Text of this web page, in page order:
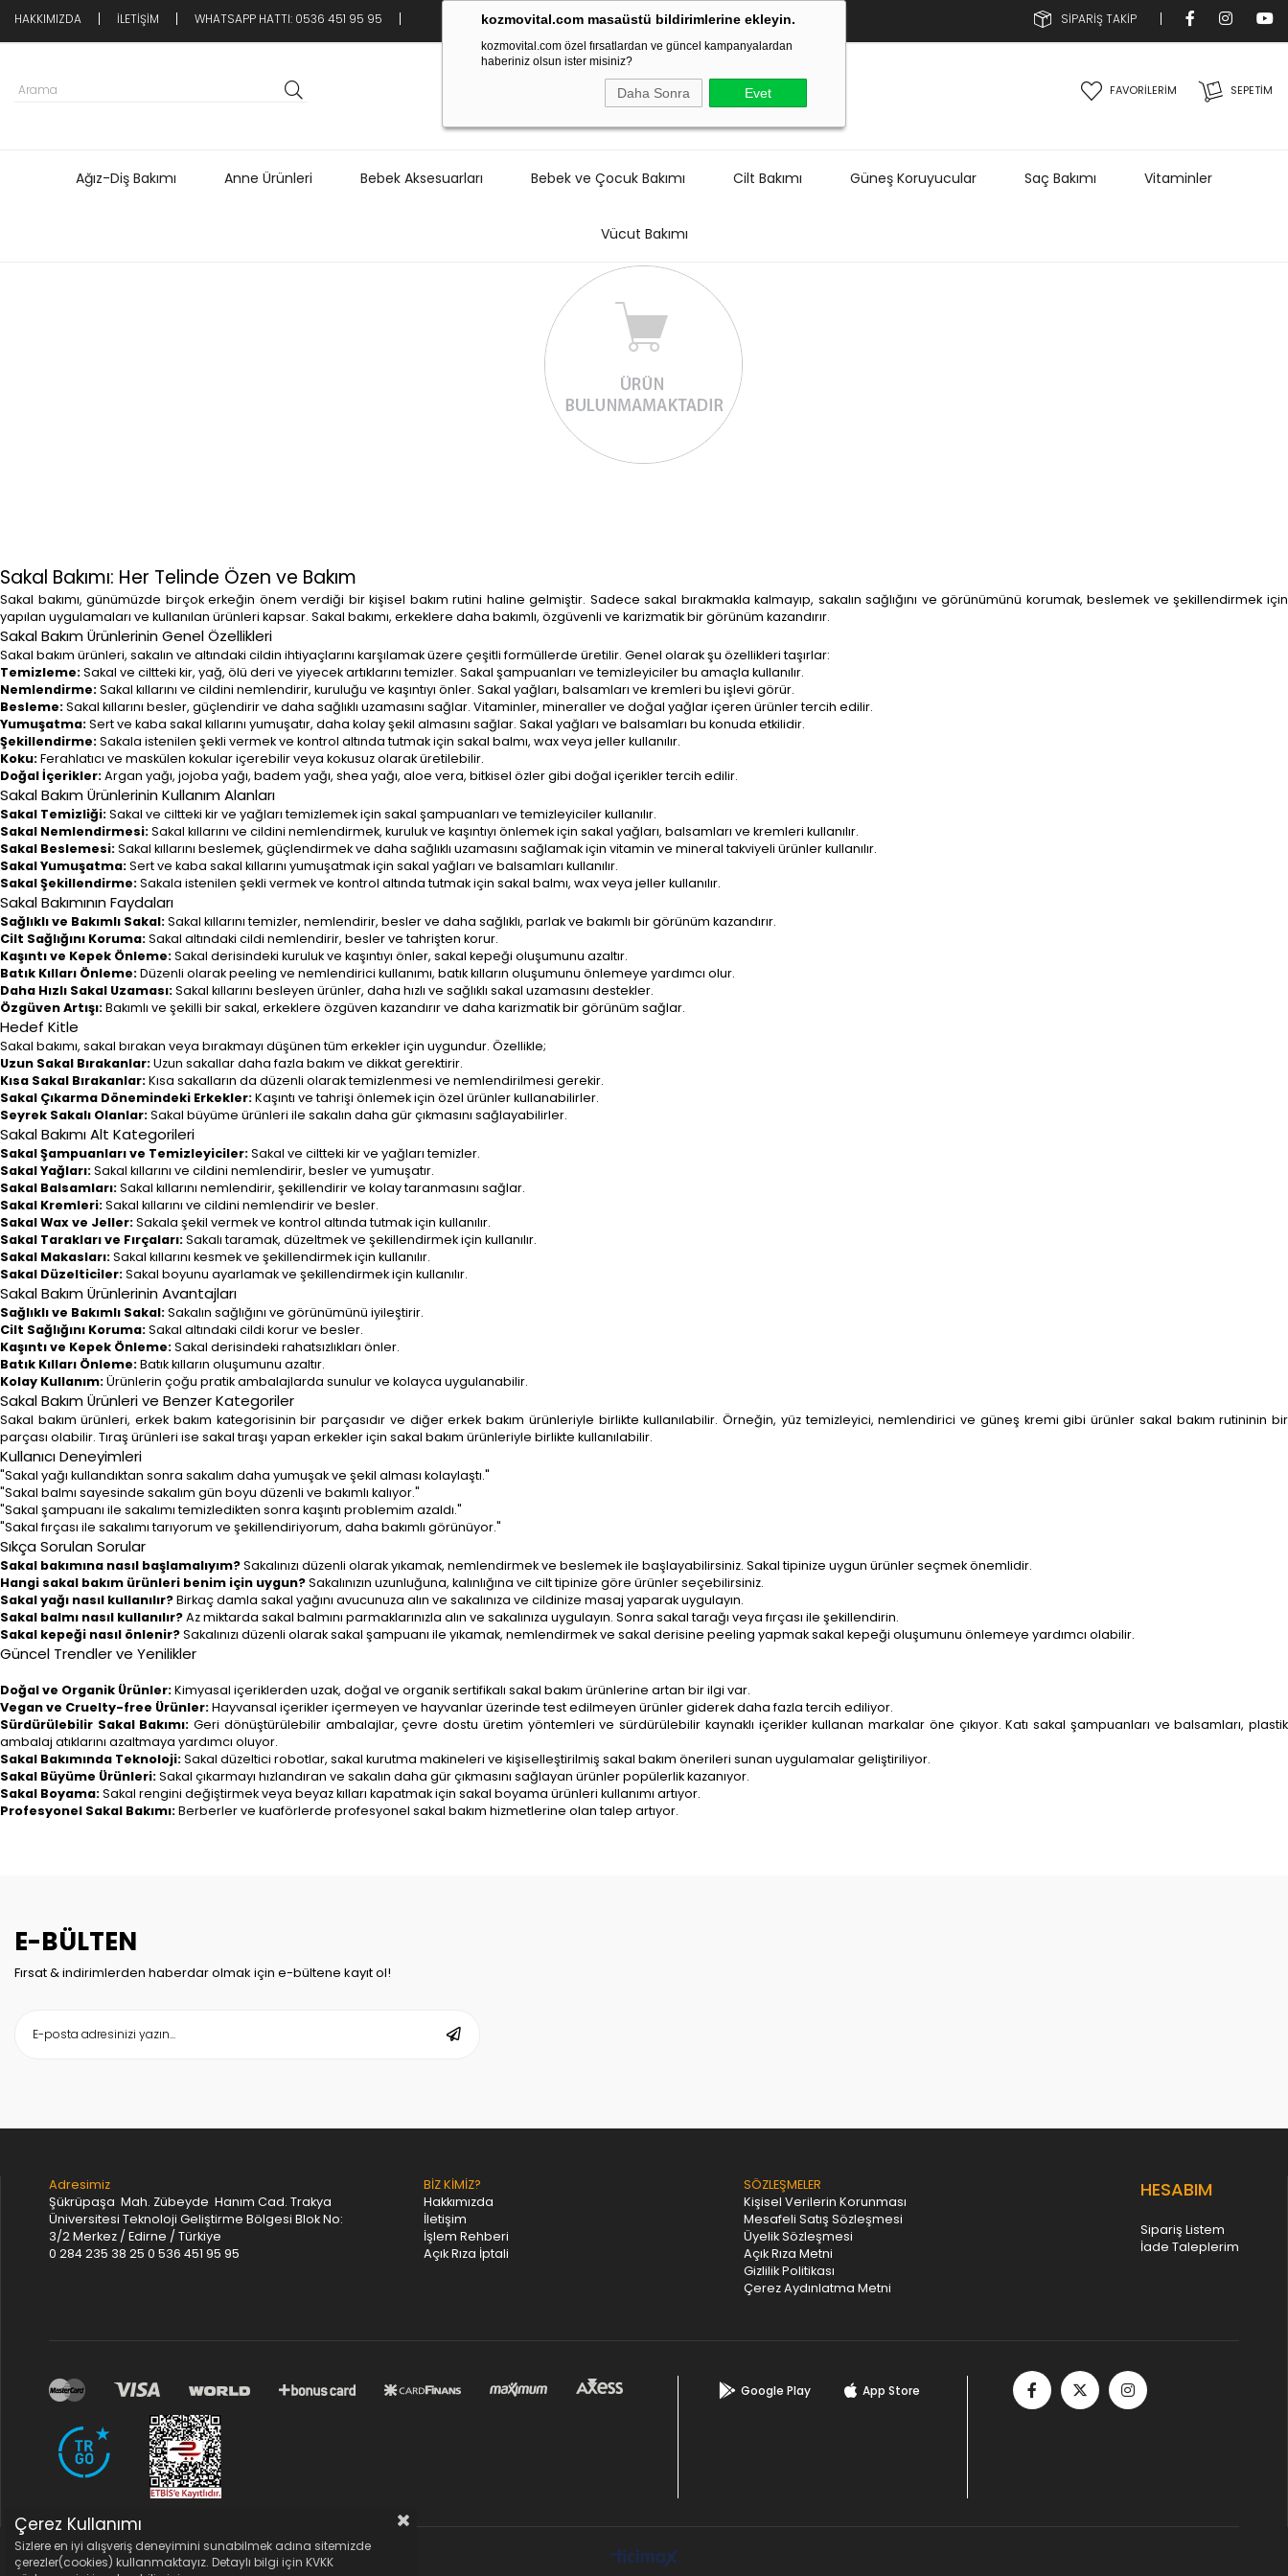
kozmovital.com masaüstü bildirimlerine ekleyin.
kozmovital.com özel fırsatlardan ve güncel kampanyalardan
haberiniz olsun ister misiniz?
Daha Sonra Evet
HAKKIMIZDA İLETİŞİM WHATSAPP HATTI: 0536 451 95 95 SİPARİŞ TAKİP
SEPETIM
FAVORİLERİM
Ağız-Diş Bakımı Anne Ürünleri Bebek Aksesuarları Bebek ve Çocuk Bakımı Cilt Bakımı Güneş Koruyucular Saç Bakımı Vitaminler
Vücut Bakımı
Sakal Bakımı: Her Telinde Özen ve Bakım
Sakal bakımı, günümüzde birçok erkeğin önem verdiği bir kişisel bakım rutini haline gelmiştir. Sadece sakal bırakmakla kalmayıp, sakalın sağlığını ve görünümünü korumak, beslemek ve şekillendirmek için
yapılan uygulamaları ve kullanılan ürünleri kapsar. Sakal bakımı, erkeklere daha bakımlı, özgüvenli ve karizmatik bir görünüm kazandırır.
Sakal Bakım Ürünlerinin Genel Özellikleri
Sakal bakım ürünleri, sakalın ve altındaki cildin ihtiyaçlarını karşılamak üzere çeşitli formüllerde üretilir. Genel olarak şu özellikleri taşırlar:
Temizleme:Sakal ve ciltteki kir, yağ, ölü deri ve yiyecek artıklarını temizler. Sakal şampuanları ve temizleyiciler bu amaçla kullanılır.
Nemlendirme:Sakal kıllarını ve cildini nemlendirir, kuruluğu ve kaşıntıyı önler. Sakal yağları, balsamları ve kremleri bu işlevi görür.
Besleme:Sakal kıllarını besler, güçlendirir ve daha sağlıklı uzamasını sağlar. Vitaminler, mineraller ve doğal yağlar içeren ürünler tercih edilir.
Yumuşatma:Sert ve kaba sakal kıllarını yumuşatır, daha kolay şekil almasını sağlar. Sakal yağları ve balsamları bu konuda etkilidir.
Şekillendirme:Sakala istenilen şekli vermek ve kontrol altında tutmak için sakal balmı, wax veya jeller kullanılır.
Koku:Ferahlatıcı ve maskülen kokular içerebilir veya kokusuz olarak üretilebilir.
Doğal İçerikler:Argan yağı, jojoba yağı, badem yağı, shea yağı, aloe vera, bitkisel özler gibi doğal içerikler tercih edilir.
Sakal Bakım Ürünlerinin Kullanım Alanları
Sakal Temizliği:Sakal ve ciltteki kir ve yağları temizlemek için sakal şampuanları ve temizleyiciler kullanılır.
Sakal Nemlendirmesi:Sakal kıllarını ve cildini nemlendirmek, kuruluk ve kaşıntıyı önlemek için sakal yağları, balsamları ve kremleri kullanılır.
Sakal Beslemesi:Sakal kıllarını beslemek, güçlendirmek ve daha sağlıklı uzamasını sağlamak için vitamin ve mineral takviyeli ürünler kullanılır.
Sakal Yumuşatma:Sert ve kaba sakal kıllarını yumuşatmak için sakal yağları ve balsamları kullanılır.
Sakal Şekillendirme:Sakala istenilen şekli vermek ve kontrol altında tutmak için sakal balmı, wax veya jeller kullanılır.
Sakal Bakımının Faydaları
Sağlıklı ve Bakımlı Sakal:Sakal kıllarını temizler, nemlendirir, besler ve daha sağlıklı, parlak ve bakımlı bir görünüm kazandırır.
Cilt Sağlığını Koruma:Sakal altındaki cildi nemlendirir, besler ve tahrişten korur.
Kaşıntı ve Kepek Önleme:Sakal derisindeki kuruluk ve kaşıntıyı önler, sakal kepeği oluşumunu azaltır.
Batık Kılları Önleme:Düzenli olarak peeling ve nemlendirici kullanımı, batık kılların oluşumunu önlemeye yardımcı olur.
Daha Hızlı Sakal Uzaması:Sakal kıllarını besleyen ürünler, daha hızlı ve sağlıklı sakal uzamasını destekler.
Özgüven Artışı:Bakımlı ve şekilli bir sakal, erkeklere özgüven kazandırır ve daha karizmatik bir görünüm sağlar.
Hedef Kitle
Sakal bakımı, sakal bırakan veya bırakmayı düşünen tüm erkekler için uygundur. Özellikle;
Uzun Sakal Bırakanlar:Uzun sakallar daha fazla bakım ve dikkat gerektirir.
Kısa Sakal Bırakanlar:Kısa sakalların da düzenli olarak temizlenmesi ve nemlendirilmesi gerekir.
Sakal Çıkarma Dönemindeki Erkekler:Kaşıntı ve tahrişi önlemek için özel ürünler kullanabilirler.
Seyrek Sakalı Olanlar:Sakal büyüme ürünleri ile sakalın daha gür çıkmasını sağlayabilirler.
Sakal Bakımı Alt Kategorileri
Sakal Şampuanları ve Temizleyiciler:Sakal ve ciltteki kir ve yağları temizler.
Sakal Yağları:Sakal kıllarını ve cildini nemlendirir, besler ve yumuşatır.
Sakal Balsamları:Sakal kıllarını nemlendirir, şekillendirir ve kolay taranmasını sağlar.
Sakal Kremleri:Sakal kıllarını ve cildini nemlendirir ve besler.
Sakal Wax ve Jeller:Sakala şekil vermek ve kontrol altında tutmak için kullanılır.
Sakal Tarakları ve Fırçaları:Sakalı taramak, düzeltmek ve şekillendirmek için kullanılır.
Sakal Makasları:Sakal kıllarını kesmek ve şekillendirmek için kullanılır.
Sakal Düzelticiler:Sakal boyunu ayarlamak ve şekillendirmek için kullanılır.
Sakal Bakım Ürünlerinin Avantajları
Sağlıklı ve Bakımlı Sakal:Sakalın sağlığını ve görünümünü iyileştirir.
Cilt Sağlığını Koruma:Sakal altındaki cildi korur ve besler.
Kaşıntı ve Kepek Önleme:Sakal derisindeki rahatsızlıkları önler.
Batık Kılları Önleme:Batık kılların oluşumunu azaltır.
Kolay Kullanım:Ürünlerin çoğu pratik ambalajlarda sunulur ve kolayca uygulanabilir.
Sakal Bakım Ürünleri ve Benzer Kategoriler
Sakal bakım ürünleri, erkek bakım kategorisinin bir parçasıdır ve diğer erkek bakım ürünleriyle birlikte kullanılabilir. Örneğin, yüz temizleyici, nemlendirici ve güneş kremi gibi ürünler sakal bakım rutininin bir
parçası olabilir. Tıraş ürünleri ise sakal tıraşı yapan erkekler için sakal bakım ürünleriyle birlikte kullanılabilir.
Kullanıcı Deneyimleri
"Sakal yağı kullandıktan sonra sakalım daha yumuşak ve şekil alması kolaylaştı."
"Sakal balmı sayesinde sakalım gün boyu düzenli ve bakımlı kalıyor."
"Sakal şampuanı ile sakalımı temizledikten sonra kaşıntı problemim azaldı."
"Sakal fırçası ile sakalımı tarıyorum ve şekillendiriyorum, daha bakımlı görünüyor."
Sıkça Sorulan Sorular
Sakal bakımına nasıl başlamalıyım?Sakalınızı düzenli olarak yıkamak, nemlendirmek ve beslemek ile başlayabilirsiniz. Sakal tipinize uygun ürünler seçmek önemlidir.
Hangi sakal bakım ürünleri benim için uygun?Sakalınızın uzunluğuna, kalınlığına ve cilt tipinize göre ürünler seçebilirsiniz.
Sakal yağı nasıl kullanılır?Birkaç damla sakal yağını avucunuza alın ve sakalınıza ve cildinize masaj yaparak uygulayın.
Sakal balmı nasıl kullanılır?Az miktarda sakal balmını parmaklarınızla alın ve sakalınıza uygulayın. Sonra sakal tarağı veya fırçası ile şekillendirin.
Sakal kepeği nasıl önlenir?Sakalınızı düzenli olarak sakal şampuanı ile yıkamak, nemlendirmek ve sakal derisine peeling yapmak sakal kepeği oluşumunu önlemeye yardımcı olabilir.
Güncel Trendler ve Yenilikler
Doğal ve Organik Ürünler:Kimyasal içeriklerden uzak, doğal ve organik sertifikalı sakal bakım ürünlerine artan bir ilgi var.
Vegan ve Cruelty-free Ürünler:Hayvansal içerikler içermeyen ve hayvanlar üzerinde test edilmeyen ürünler giderek daha fazla tercih ediliyor.
Sürdürülebilir Sakal Bakımı: Geri dönüştürülebilir ambalajlar, çevre dostu üretim yöntemleri ve sürdürülebilir kaynaklı içerikler kullanan markalar öne çıkıyor. Katı sakal şampuanları ve balsamları, plastik
ambalaj atıklarını azaltmaya yardımcı oluyor.
Sakal Bakımında Teknoloji:Sakal düzeltici robotlar, sakal kurutma makineleri ve kişiselleştirilmiş sakal bakım önerileri sunan uygulamalar geliştiriliyor.
Sakal Büyüme Ürünleri:Sakal çıkarmayı hızlandıran ve sakalın daha gür çıkmasını sağlayan ürünler popülerlik kazanıyor.
Sakal Boyama:Sakal rengini değiştirmek veya beyaz kılları kapatmak için sakal boyama ürünleri kullanımı artıyor.
Profesyonel Sakal Bakımı:Berberler ve kuaförlerde profesyonel sakal bakım hizmetlerine olan talep artıyor.
E-BÜLTEN
Fırsat & indirimlerden haberdar olmak için e-bültene kayıt ol!
Adresimiz
Şükrüpaşa Mah. Zübeyde Hanım Cad. Trakya
Üniversitesi Teknoloji Geliştirme Bölgesi Blok No:
3/2 Merkez / Edirne / Türkiye
0 284 235 38 25 0 536 451 95 95
BİZ KİMİZ?
Hakkımızda
İletişim
İşlem Rehberi
Açık Rıza İptali
SÖZLEŞMELER
Kişisel Verilerin Korunması
Mesafeli Satış Sözleşmesi
Üyelik Sözleşmesi
Açık Rıza Metni
Gizlilik Politikası
Çerez Aydınlatma Metni
HESABIM
Sipariş Listem
İade Taleplerim
Google Play App Store
Çerez Kullanımı
Sizlere en iyi alışveriş deneyimini sunabilmek adına sitemizde
çerezler(cookies) kullanmaktayız. Detaylı bilgi için KVKK